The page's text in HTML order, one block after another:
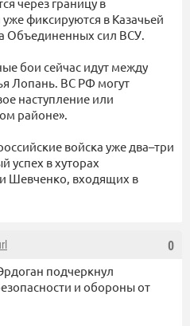
фиксируются в Казачьей
Объединенных сил ВСУ.
бои сейчас идут между
Лопань. ВС РФ могут
наступление или
районе».
войска уже два–три
успех в хуторах
Шевченко, входящих в
0
подчеркнул
и обороны от